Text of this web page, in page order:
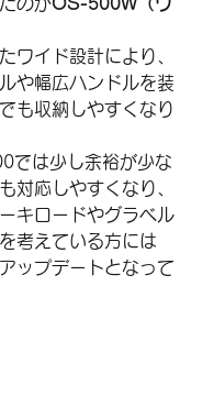
のがOS-500W（ワ
ワイド設計により、
や幅広ハンドルを装
も収納しやすくなり
では少し余裕が少な
対応しやすくなり、
キロードやグラベル
考えている方には
ップデートとなって